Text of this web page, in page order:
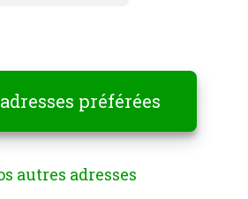
préférées
autres adresses